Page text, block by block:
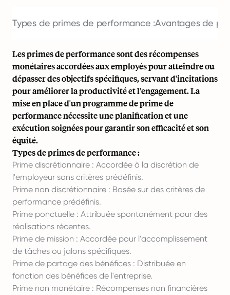
Types de primes de performance :Avantages de
Les primes de performance sont des récompenses
monétaires accordées aux employés pour atteindre ou
dépasser des objectifs spécifiques, servant d'incitations
pour améliorer la productivité et l'engagement. La
mise en place d'un programme de prime de
performance nécessite une planification et une
exécution soignées pour garantir son efficacité et son
équité.
Types de primes de performance :
Prime discrétionnaire : Accordée à la discrétion de
l'employeur sans critères prédéfinis.
Prime non discrétionnaire : Basée sur des critères de
performance prédéfinis.
Prime ponctuelle : Attribuée spontanément pour des
réalisations récentes.
Prime de mission : Accordée pour l'accomplissement
de tâches ou jalons spécifiques.
Prime de partage des bénéfices : Distribuée en
fonction des bénéfices de l'entreprise.
Prime non monétaire : Récompenses non financières